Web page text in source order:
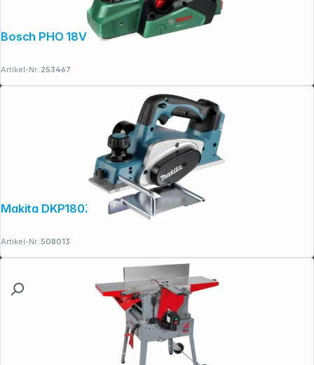
Bosch PHO 18V-20 Hobel
Artikel-Nr.:253467
Makita DKP180Z Akku-Hobel
Artikel-Nr.:508013